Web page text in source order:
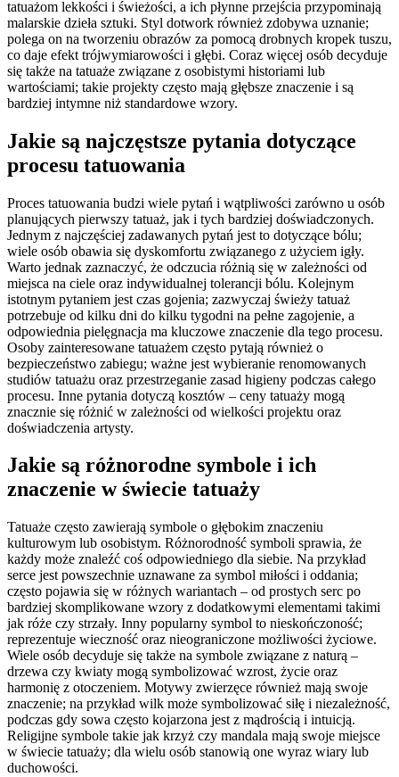
tatuażom lekkości i świeżości, a ich płynne przejścia przypominają
malarskie dzieła sztuki. Styl dotwork również zdobywa uznanie;
polega on na tworzeniu obrazów za pomocą drobnych kropek tuszu,
co daje efekt trójwymiarowości i głębi. Coraz więcej osób decyduje
się także na tatuaże związane z osobistymi historiami lub
wartościami; takie projekty często mają głębsze znaczenie i są
bardziej intymne niż standardowe wzory.
Jakie są najczęstsze pytania dotyczące
procesu tatuowania
Proces tatuowania budzi wiele pytań i wątpliwości zarówno u osób
planujących pierwszy tatuaż, jak i tych bardziej doświadczonych.
Jednym z najczęściej zadawanych pytań jest to dotyczące bólu;
wiele osób obawia się dyskomfortu związanego z użyciem igły.
Warto jednak zaznaczyć, że odczucia różnią się w zależności od
miejsca na ciele oraz indywidualnej tolerancji bólu. Kolejnym
istotnym pytaniem jest czas gojenia; zazwyczaj świeży tatuaż
potrzebuje od kilku dni do kilku tygodni na pełne zagojenie, a
odpowiednia pielęgnacja ma kluczowe znaczenie dla tego procesu.
Osoby zainteresowane tatuażem często pytają również o
bezpieczeństwo zabiegu; ważne jest wybieranie renomowanych
studiów tatuażu oraz przestrzeganie zasad higieny podczas całego
procesu. Inne pytania dotyczą kosztów – ceny tatuaży mogą
znacznie się różnić w zależności od wielkości projektu oraz
doświadczenia artysty.
Jakie są różnorodne symbole i ich
znaczenie w świecie tatuaży
Tatuaże często zawierają symbole o głębokim znaczeniu
kulturowym lub osobistym. Różnorodność symboli sprawia, że
każdy może znaleźć coś odpowiedniego dla siebie. Na przykład
serce jest powszechnie uznawane za symbol miłości i oddania;
często pojawia się w różnych wariantach – od prostych serc po
bardziej skomplikowane wzory z dodatkowymi elementami takimi
jak róże czy strzały. Inny popularny symbol to nieskończoność;
reprezentuje wieczność oraz nieograniczone możliwości życiowe.
Wiele osób decyduje się także na symbole związane z naturą –
drzewa czy kwiaty mogą symbolizować wzrost, życie oraz
harmonię z otoczeniem. Motywy zwierzęce również mają swoje
znaczenie; na przykład wilk może symbolizować siłę i niezależność,
podczas gdy sowa często kojarzona jest z mądrością i intuicją.
Religijne symbole takie jak krzyż czy mandala mają swoje miejsce
w świecie tatuaży; dla wielu osób stanowią one wyraz wiary lub
duchowości.